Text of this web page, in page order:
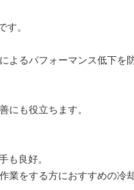
。
よるパフォーマンス低下を
も役立ちます。
良好。
業をする方におすすめの冷